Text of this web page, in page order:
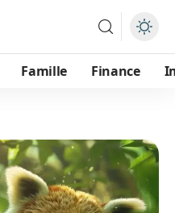
Famille Finance